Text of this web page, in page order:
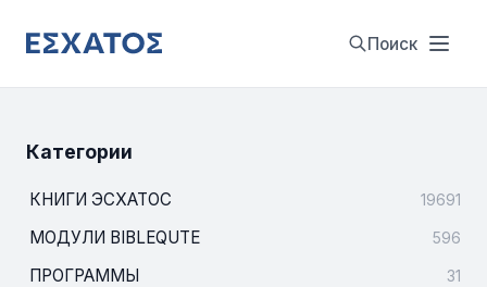
Поиск
Категории
КНИГИ ЭСХАТОС 19691
МОДУЛИ BIBLEQUTE 596
ПРОГРАММЫ 31